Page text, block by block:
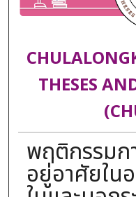
THESES
พฤติกรรมก
อยู่อาศัยใน